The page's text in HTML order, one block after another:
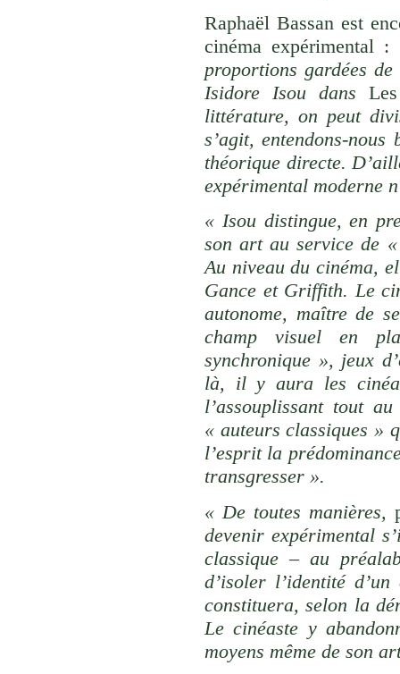
Raphaël Bassan est
cinéma expérimental
proportions gardées
Isidore Isou dans
littérature, on peut
s’agit, entendons-
théorique directe.
expérimental moderne
« Isou distingue, en
son art au service de
Au niveau du cinéma,
Gance et Griffith. Le
autonome, maître de
champ visuel en
synchronique », jeux
là, il y aura les
l’assouplissant tout
« auteurs classiques »
l’esprit la
transgresser ».
« De toutes manières,
devenir expérimental
classique – au
d’isoler l’identité
constituera, selon la
Le cinéaste y
moyens même de son